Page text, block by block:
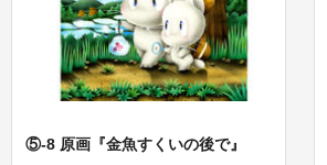
⑤-8 原画『金魚すくいの後で』